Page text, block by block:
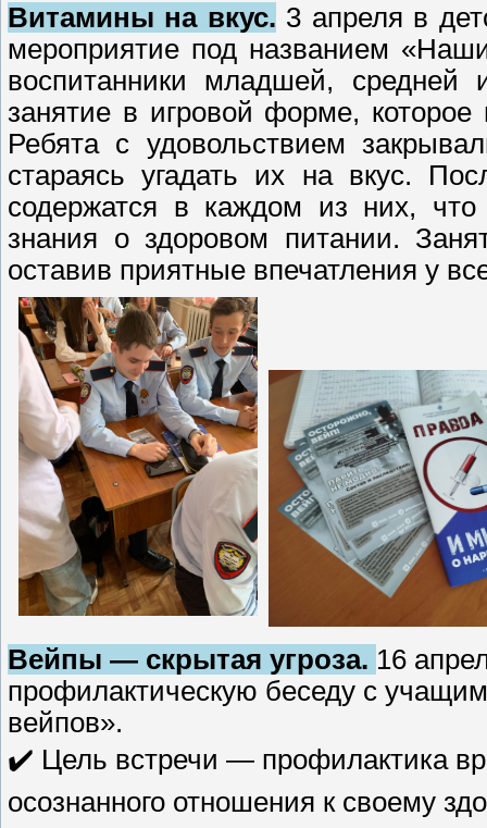
Витамины на вкус. 3 апреля в
мероприятие под названием
воспитанники младшей, средней
занятие в игровой форме,
Ребята с удовольствием
стараясь угадать их на вкус.
содержатся в каждом из них,
знания о здоровом питании.
оставив приятные впечатления у
Вейпы — скрытая угроза. 16
профилактическую беседу с
вейпов».
✔️ Цель встречи — профилактика
осознанного отношения к своему